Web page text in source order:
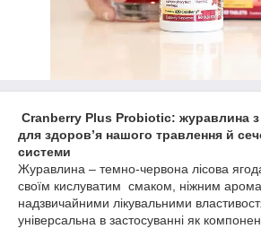
Cranberry Plus Probiotic: журавлина з
для здоров’я нашого травлення й
системи
Журавлина – темно-червона лісова
своїм кислуватим смаком, ніжним
надзвичайними лікувальними
універсальна в застосуванні як